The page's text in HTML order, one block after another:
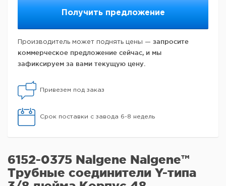
Получить предложение
Производитель может поднять цены — запросите
коммерческое предложение сейчас, и мы
зафиксируем за вами текущую цену.
Привезем под заказ
Срок поставки с завода 6-8 недель
6152-0375 Nalgene Nalgene™
Трубные соединители Y-типа